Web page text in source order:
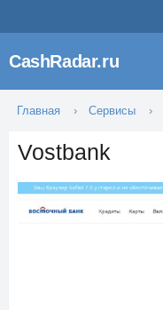
CashRadar.ru
Главная Сервисы
Vostbank